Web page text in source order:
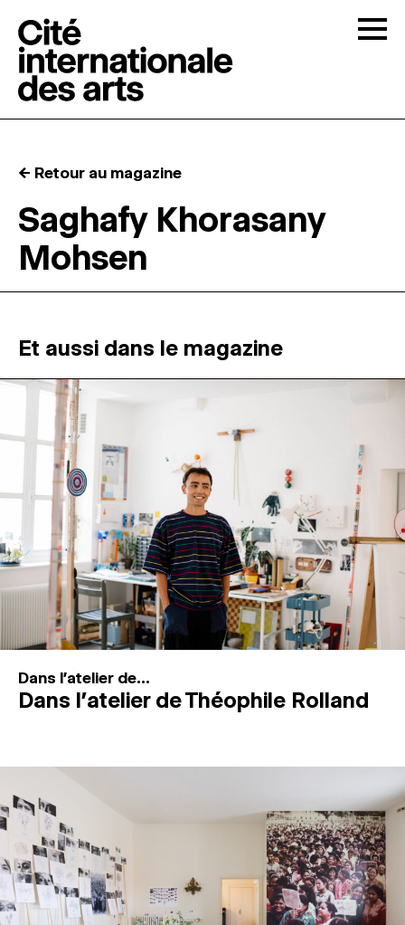
RÉSIDENCES ↓
MAGAZINE
ESPACES DE PRATIQUE ARTISTIQUE
Recherche
Connexion
↓
← Retour au magazine
Saghafy Khorasany
Mohsen
Et aussi dans le magazine
Dans l'atelier de...
Dans l’atelier de Théophile Rolland